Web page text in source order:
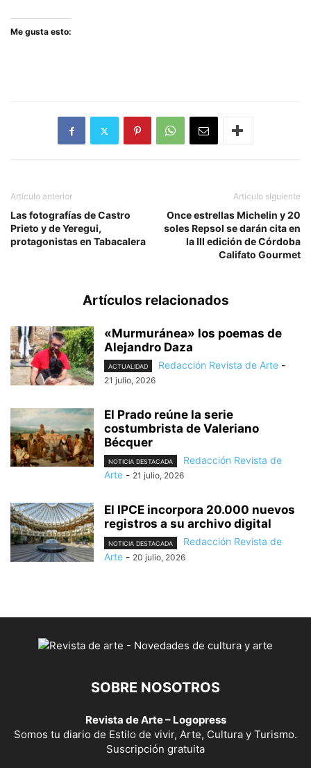
Me gusta esto:
Artículo anterior
Las fotografías de Castro
Prieto y de Yeregui,
protagonistas en Tabacalera
Artículo siguiente
Once estrellas Michelin y 20
soles Repsol se darán cita en
la III edición de Córdoba
Califato Gourmet
Artículos relacionados
«Murmuránea» los poemas de
Alejandro Daza
ACTUALIDAD Redacción Revista de Arte -
21 julio, 2026
El Prado reúne la serie
costumbrista de Valeriano
Bécquer
NOTICIA DESTACADA
Redacción Revista de
Arte - 21 julio, 2026
El IPCE incorpora 20.000 nuevos
registros a su archivo digital
NOTICIA DESTACADA
Redacción Revista de
Arte - 20 julio, 2026
SOBRE NOSOTROS
Revista de Arte – Logopress
Somos tu diario de Estilo de vivir, Arte, Cultura y Turismo.
Suscripción gratuita